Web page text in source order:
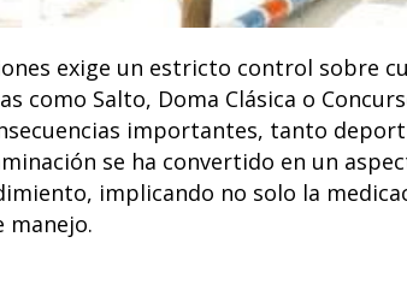
exige un estricto control sobre
como Salto, Doma Clásica o
importantes, tanto
se ha convertido en un
implicando no solo la
manejo.